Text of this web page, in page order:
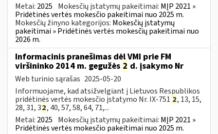
Metai: 2025 Mokesčių įstatymų pakeitimai: MĮP 2021 »
Pridėtinės vertės mokesčio pakeitimai nuo 2025 m.
Mokesčių žinyno kategorijos: Mokesčių įstatymų
pakeitimai » Pridėtinės vertės mokesčių pakeitimai nuo
2026 m.
Informacinis pranešimas dėl VMI prie FM
viršininko 2014 m. gegužės 2 d. įsakymo Nr
Web turinio sąrašas 2025-05-20
Informuojame, kad atsižvelgiant į Lietuvos Respublikos
pridėtinės vertės mokesčio įstatymo Nr. IX-751 2, 13, 15,
28, 31, 32, 40, 57, 58, 64, 71,...
Metai: 2025 Mokesčių įstatymų pakeitimai: MĮP 2021 »
Pridėtinės vertės mokesčio pakeitimai nuo 2025 m.